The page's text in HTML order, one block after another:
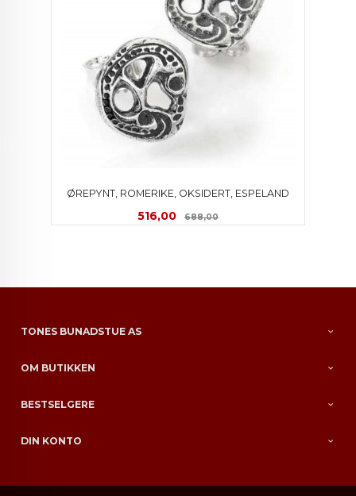
ØREPYNT, ROMERIKE, OKSIDERT, ESPELAND
Tilbud
516,00 688,00Rabatt
TONES BUNADSTUE AS
OM BUTIKKEN
BESTSELGERE
DIN KONTO